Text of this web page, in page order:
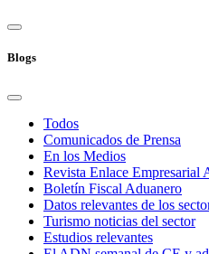
Blogs
Todos
Comunicados de Prensa
En los Medios
Revista Enlace Empresarial
Boletín Fiscal Aduanero
Datos relevantes de los
Turismo noticias del sector
Estudios relevantes